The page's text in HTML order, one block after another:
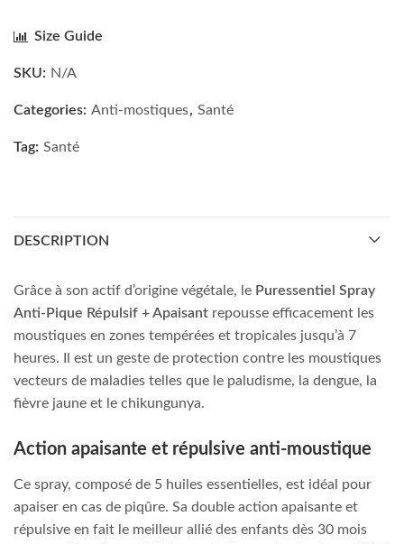
Size Guide
SKU: N/A
Categories: Anti-mostiques, Santé
Tag: Santé
DESCRIPTION
Grâce à son actif d’origine végétale, le Puressentiel Spray
Anti-Pique Répulsif + Apaisant repousse efficacement les
moustiques en zones tempérées et tropicales jusqu’à 7
heures. Il est un geste de protection contre les moustiques
vecteurs de maladies telles que le paludisme, la dengue, la
fièvre jaune et le chikungunya.
Action apaisante et répulsive anti-moustique
Ce spray, composé de 5 huiles essentielles, est idéal pour
apaiser en cas de piqûre. Sa double action apaisante et
répulsive en fait le meilleur allié des enfants dès 30 mois